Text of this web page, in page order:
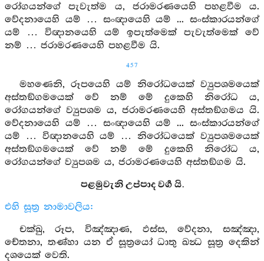
රෝගයන්ගේ පැවැත්ම ය, ජරාමරණයෙහි පහළවීම ය.
වේදනායෙහි යම් … සංඥායෙහි යම් ... සංස්කාරයන්ගේ
යම් … විඥානයෙහි යම් ඉපැත්මෙක් පැවැත්මෙක් වේ
නම් … ජරාමරණයෙහි පහළවීම යි.
457
මහණෙනි, රූපයෙහි යම් නිරෝධයෙක් ව්‍යුපශමයෙක්
අස්තඞ්ගමයෙක් වේ නම් මේ දුකෙහි නිරෝධ ය,
රෝගයන්ගේ ව්‍යුපශම ය, ජරාමරණයෙහි අස්තඞ්ගමය යි.
වේදනායෙහි යම් … සංඥායෙහි යම් ... සංස්කාරයන්ගේ
යම් … විඥානයෙහි යම් … නිරෝධයෙක් ව්‍යුපශමයෙක්
අස්තඞ්ගමයෙක් වේ නම් මේ දුකෙහි නිරෝධ ය,
රෝගයන්ගේ ව්‍යුපශම ය, ජරාමරණයෙහි අස්තඞ්ගම යි.
පළමුවැනි උප්පාද වර්‍ග යි.
එහි සූත්‍ර නාමාවලිය:
චක්ඛු, රූප, විඤ්ඤාණ, ඵස්ස, වේදනා, සඤ්ඤා,
චේතනා, තණ්හා යන ඒ සූත්‍රයෝ ධාතු ඛන්‍ධ සූත්‍ර දෙකින්
දශයෙක් වෙති.